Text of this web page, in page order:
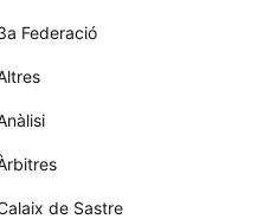
Federació
de Sastre